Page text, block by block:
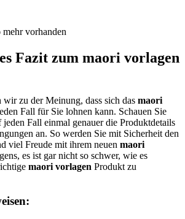
vorhanden
Fazit zum maori vorlagen
wir zu der Meinung, dass sich das maori
Fall für Sie lohnen kann. Schauen Sie
Fall einmal genauer die Produktdetails
an. So werden Sie mit Sicherheit den
viel Freude mit ihrem neuen maori
es ist gar nicht so schwer, wie es
maori vorlagen Produkt zu